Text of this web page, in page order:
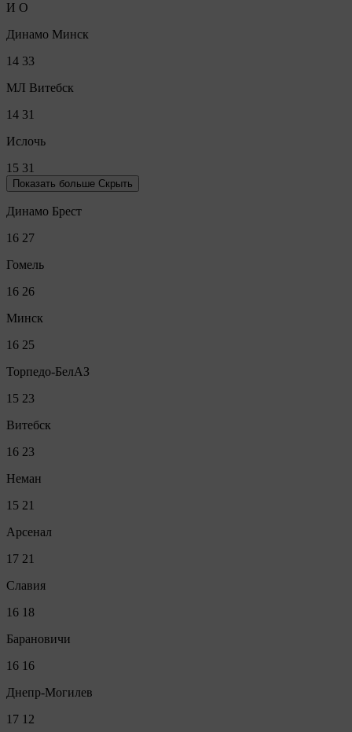
И О
Динамо Минск
14 33
МЛ Витебск
14 31
Ислочь
15 31
Показать больше Скрыть
Динамо Брест
16 27
Гомель
16 26
Минск
16 25
Торпедо-БелАЗ
15 23
Витебск
16 23
Неман
15 21
Арсенал
17 21
Славия
16 18
Барановичи
16 16
Днепр-Могилев
17 12